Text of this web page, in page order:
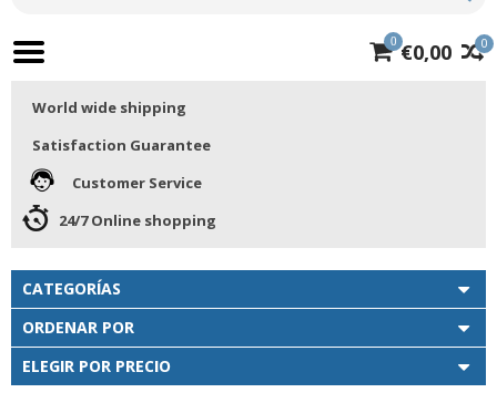
0
0 €0,00
World wide shipping
Satisfaction Guarantee
Customer Service
24/7 Online shopping
CATEGORÍAS
ORDENAR POR
ELEGIR POR PRECIO